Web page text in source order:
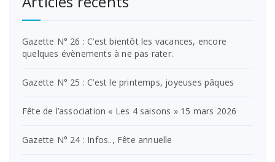
Gazette N° 26 : C’est bientôt les vacances, encore
quelques évènements à ne pas rater.
Gazette N° 25 : C’est le printemps, joyeuses pâques
Fête de l’association « Les 4 saisons » 15 mars 2026
Gazette N° 24 : Infos.., Fête annuelle